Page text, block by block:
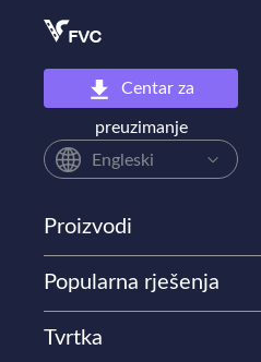
Centar za
preuzimanje
Engleski
Proizvodi
Popularna rješenja
Tvrtka